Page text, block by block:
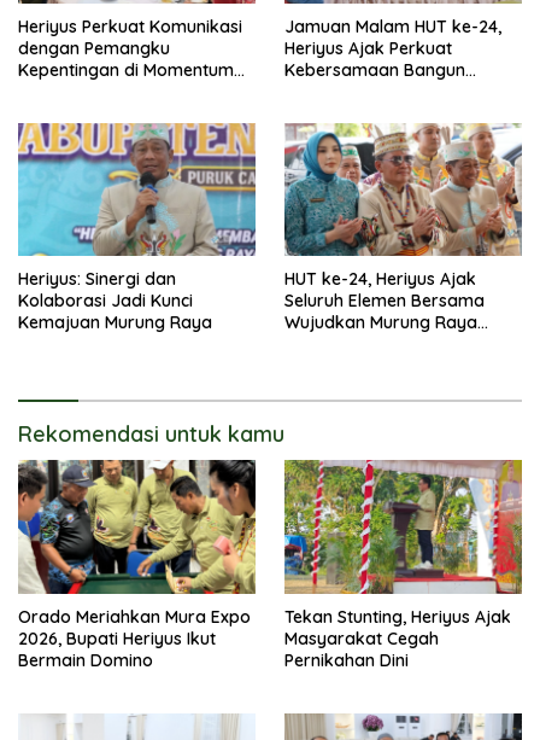
Heriyus Perkuat Komunikasi
dengan Pemangku
Kepentingan di Momentum
Jamuan Malam HUT ke-24,
Heriyus Ajak Perkuat
Kebersamaan Bangun
Heriyus: Sinergi dan
Kolaborasi Jadi Kunci
Kemajuan Murung Raya
HUT ke-24, Heriyus Ajak
Seluruh Elemen Bersama
Wujudkan Murung Raya
Rekomendasi untuk kamu
Orado Meriahkan Mura Expo
2026, Bupati Heriyus Ikut
Bermain Domino
Tekan Stunting, Heriyus Ajak
Masyarakat Cegah
Pernikahan Dini